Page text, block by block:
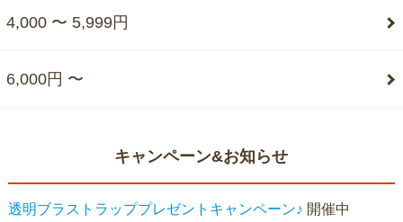
4,000 〜 5,999円
6,000円 〜
キャンペーン&お知らせ
透明ブラストラッププレゼントキャンペーン♪ 開催中